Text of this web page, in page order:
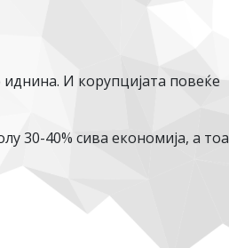
И корупцијата повеќе
30-40% сива економија, а тоа